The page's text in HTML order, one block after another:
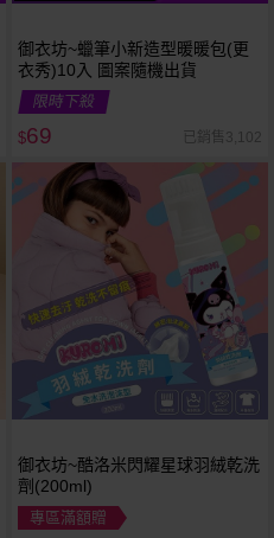
御衣坊~蠟筆小新造型暖暖包(更
衣秀)10入 圖案隨機出貨
限時下殺
$69 已銷售3,102
御衣坊~酷洛米閃耀星球羽絨乾洗
劑(200ml)
專區滿額贈